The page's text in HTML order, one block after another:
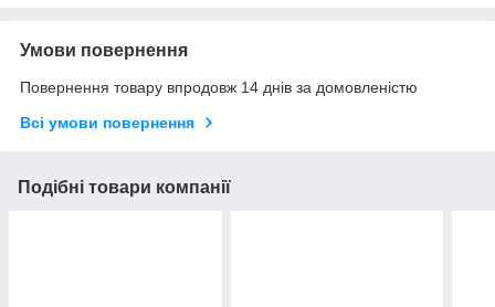
Умови повернення
Повернення товару впродовж 14 днів за домовленістю
Всі умови повернення
Подібні товари компанії